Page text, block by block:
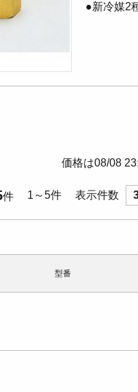
●新冷媒2
価格は08/08
件 1～5件 表示件数
型番